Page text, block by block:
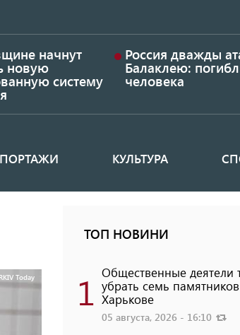
начнут
новую
систему
Россия дважды
Балаклею:
человека
КУЛЬТУРА
Today
ТОП НОВИНИ
1 Общественные деятели
убрать семь
Харькове
05 августа, 2026 - 16:10